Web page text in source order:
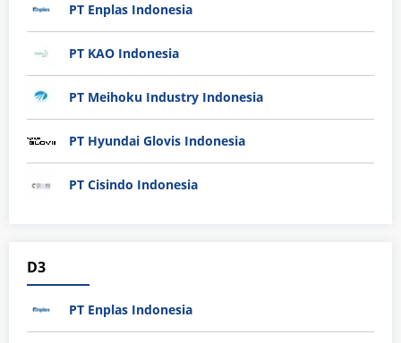
PT Enplas Indonesia
PT KAO Indonesia
PT Meihoku Industry Indonesia
PT Hyundai Glovis Indonesia
PT Cisindo Indonesia
D3
PT Enplas Indonesia